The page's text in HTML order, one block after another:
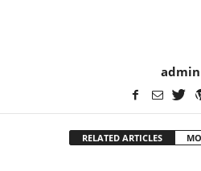
admin
RELATED ARTICLES